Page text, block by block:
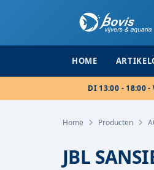
HOME
DI 13:00 - 18:00 -
Home Producten
JBL